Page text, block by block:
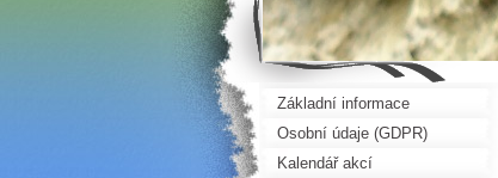
Základní informace
Osobní údaje (GDPR)
Kalendář akcí